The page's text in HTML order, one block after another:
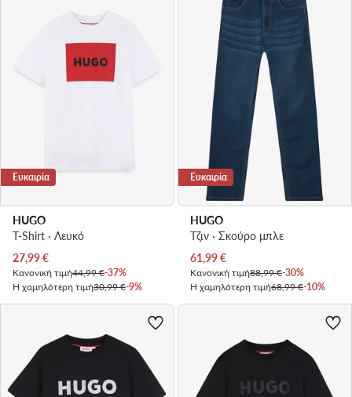
Ευκαιρία
HUGO
T-Shirt · Λευκό
Τρέχουσα τιμή
27,99€
Κανονική τιμή44,99 €-37%
Η χαμηλότερη τιμή30,99 €-9%
Ευκαιρία
HUGO
Τζιν · Σκούρο μπλε
Τρέχουσα τιμή
61,99€
Κανονική τιμή88,99 €-30%
Η χαμηλότερη τιμή68,99 €-10%